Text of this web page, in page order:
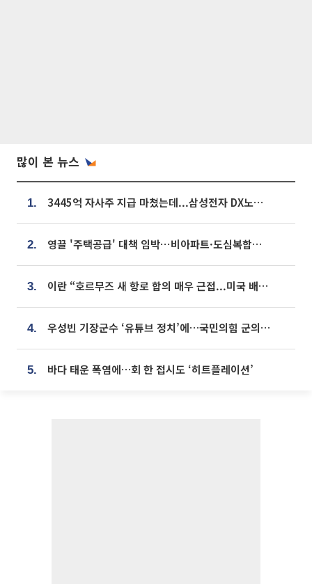
많이 본 뉴스
1. 3445억 자사주 지급 마쳤는데...삼성전자 DX노조, 뒤늦은 '떼쓰기 집회'
2. 영끌 '주택공급' 대책 임박⋯비아파트·도심복합까지 총동원
3. 이란 “호르무즈 새 항로 합의 매우 근접...미국 배상 먼저”
4. 우성빈 기장군수 ‘유튜브 정치’에…국민의힘 군의원들 집단 반발
5. 바다 태운 폭염에…회 한 접시도 ‘히트플레이션’